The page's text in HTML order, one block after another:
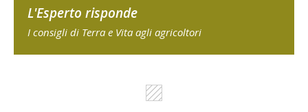
L'Esperto risponde
I consigli di Terra e Vita agli agricoltori